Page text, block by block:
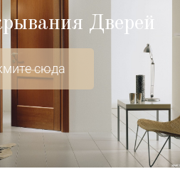
Дверей
сюда